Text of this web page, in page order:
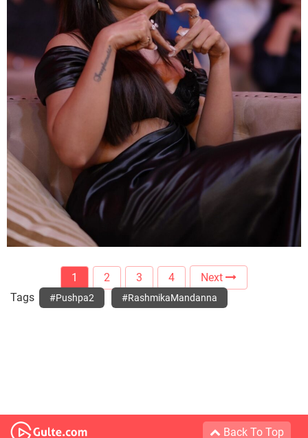
1 2 3 4
Next
Tags
#Pushpa2 #RashmikaMandanna
Back To Top